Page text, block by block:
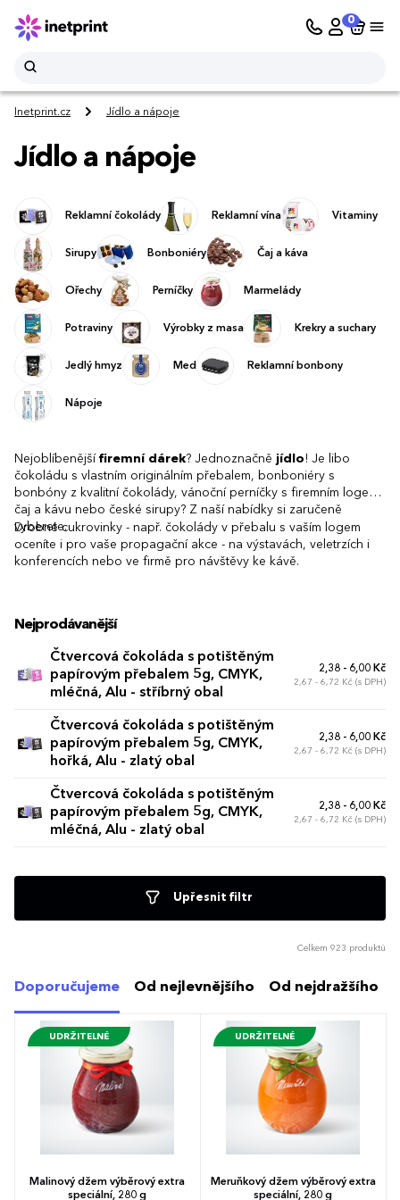
0
Inetprint.cz Jídlo a nápoje
Jídlo a nápoje
Reklamní čokolády Reklamní vína Vitaminy
Sirupy Bonboniéry Čaj a káva
Ořechy Perníčky Marmelády
Potraviny Výrobky z masa Krekry a suchary
Jedlý hmyz Med Reklamní bonbony
Nápoje
Nejoblíbenější firemní dárek? Jednoznačně jídlo! Je libo
čokoládu s vlastním originálním přebalem, bonboniéry s
bonbóny z kvalitní čokolády, vánoční perníčky s firemním logem,
čaj a kávu nebo české sirupy? Z naší nabídky si zaručeně
vyberete.
Drobné cukrovinky - např. čokolády v přebalu s vaším logem
oceníte i pro vaše propagační akce - na výstavách, veletrzích i
konferencích nebo ve firmě pro návštěvy ke kávě.
Nejprodávanější
Čtvercová čokoláda s potištěným
papírovým přebalem 5g, CMYK,
mléčná, Alu - stříbrný obal
2,38 - 6,00 Kč
2,67 - 6,72 Kč (s DPH)
Čtvercová čokoláda s potištěným
papírovým přebalem 5g, CMYK,
hořká, Alu - zlatý obal
2,38 - 6,00 Kč
2,67 - 6,72 Kč (s DPH)
Čtvercová čokoláda s potištěným
papírovým přebalem 5g, CMYK,
mléčná, Alu - zlatý obal
2,38 - 6,00 Kč
2,67 - 6,72 Kč (s DPH)
Upřesnit filtr
Celkem 923 produktů
Doporučujeme Od nejlevnějšího Od nejdražšího
UDRŽITELNÉ
Malinový džem výběrový extra
speciální, 280 g
UDRŽITELNÉ
Meruňkový džem výběrový extra
speciální, 280 g